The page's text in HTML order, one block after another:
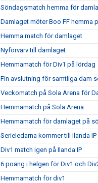
Söndagsmatch hemma för
Damlaget möter Boo FF hemma
Hemma match för damlaget
Nyförvärv till damlaget
Hemmamatch för Div1 på lördag
Fin avslutning för samtliga dam
Veckomatch på Sola Arena för
Hemmamatch på Sola Arena
Hemmamatch för damlaget på
Serieledarna kommer till Ilanda IP
Div1 match igen på Ilanda IP
6 poäng i helgen för Div1 och
Hemmamatch för div1